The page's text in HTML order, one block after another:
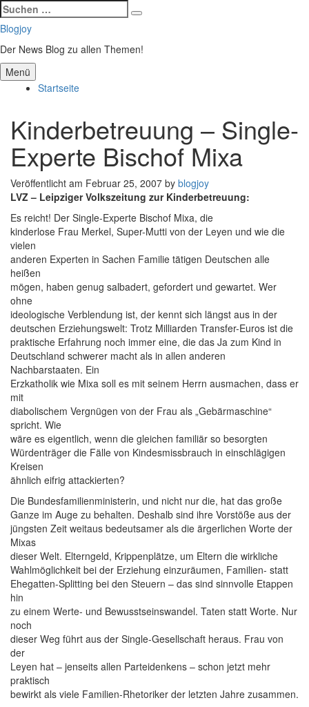
Suchen
nach:
Suchen
Zum
springen
Blogjoy
Der News Blog zu allen Themen!
Menü
Startseite
Kinderbetreuung – Single-
Experte Bischof Mixa
Veröffentlicht am Februar 25, 2007 by blogjoy
LVZ – Leipziger Volkszeitung zur Kinderbetreuung:
Es reicht! Der Single-Experte Bischof Mixa, die
kinderlose Frau Merkel, Super-Mutti von der Leyen und wie die
vielen
anderen Experten in Sachen Familie tätigen Deutschen alle
heißen
mögen, haben genug salbadert, gefordert und gewartet. Wer
ohne
ideologische Verblendung ist, der kennt sich längst aus in der
deutschen Erziehungswelt: Trotz Milliarden Transfer-Euros ist die
praktische Erfahrung noch immer eine, die das Ja zum Kind in
Deutschland schwerer macht als in allen anderen
Nachbarstaaten. Ein
Erzkatholik wie Mixa soll es mit seinem Herrn ausmachen, dass er
mit
diabolischem Vergnügen von der Frau als „Gebärmaschine“
spricht. Wie
wäre es eigentlich, wenn die gleichen familiär so besorgten
Würdenträger die Fälle von Kindesmissbrauch in einschlägigen
Kreisen
ähnlich eifrig attackierten?
Die Bundesfamilienministerin, und nicht nur die, hat das große
Ganze im Auge zu behalten. Deshalb sind ihre Vorstöße aus der
jüngsten Zeit weitaus bedeutsamer als die ärgerlichen Worte der
Mixas
dieser Welt. Elterngeld, Krippenplätze, um Eltern die wirkliche
Wahlmöglichkeit bei der Erziehung einzuräumen, Familien- statt
Ehegatten-Splitting bei den Steuern – das sind sinnvolle Etappen
hin
zu einem Werte- und Bewusstseinswandel. Taten statt Worte. Nur
noch
dieser Weg führt aus der Single-Gesellschaft heraus. Frau von
der
Leyen hat – jenseits allen Parteidenkens – schon jetzt mehr
praktisch
bewirkt als viele Familien-Rhetoriker der letzten Jahre zusammen.